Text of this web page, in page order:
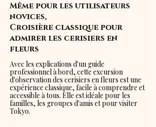
Même pour les utilisateurs
novices,
Croisière classique pour
admirer les cerisiers en
fleurs
Avec les explications d'un guide
professionnel à bord, cette excursion
d'observation des cerisiers en fleurs est une
expérience classique, facile à comprendre et
accessible à tous. Elle est idéale pour les
familles, les groupes d'amis et pour visiter
Tokyo.